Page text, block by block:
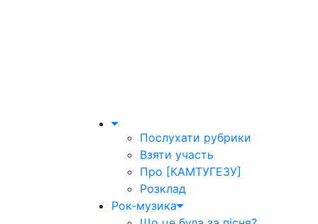
Послухати рубрики
Взяти участь
Про [КАМТУГЕЗУ]
Розклад
Рок-музика